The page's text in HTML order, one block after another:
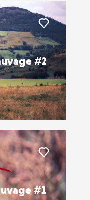
#2
#1
Liker